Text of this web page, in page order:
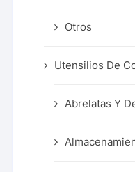
Otros
Utensilios De
Abrelatas Y